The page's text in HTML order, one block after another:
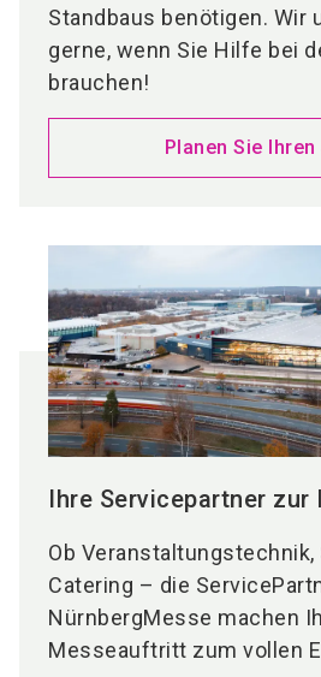
Standbaus benötigen. Wir
gerne, wenn Sie Hilfe bei
brauchen!
Planen Sie Ihren
Ihre Servicepartner zur
Ob Veranstaltungstechnik,
Catering – die
NürnbergMesse machen
Messeauftritt zum vollen